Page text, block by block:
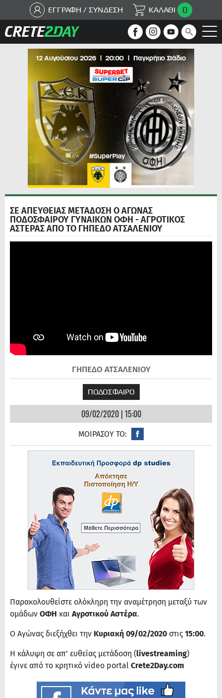
ΕΓΓΡΑΦΗ / ΣΥΝΔΕΣΗ ΚΑΛΑΘΙ 0
ΣΕ ΑΠΕΥΘΕΙΑΣ ΜΕΤΑΔΟΣΗ Ο ΑΓΩΝΑΣ
ΠΟΔΟΣΦΑΙΡΟΥ ΓΥΝΑΙΚΩΝ ΟΦΗ - ΑΓΡΟΤΙΚΟΣ
ΑΣΤΕΡΑΣ ΑΠΟ ΤΟ ΓΗΠΕΔΟ ΑΤΣΑΛΕΝΙΟΥ
ΓΗΠΕΔΟ ΑΤΣΑΛΕΝΙΟΥ
ΠΟΔΟΣΦΑΙΡΟ
09/02/2020 | 15:00
ΜΟΙΡΑΣΟΥ ΤΟ:
Παρακολουθείστε ολόκληρη την αναμέτρηση μεταξύ των
ομάδων ΟΦΗ και Αγροτικού Αστέρα.
Ο Αγώνας διεξήχθει την Κυριακή 09/02/2020 στις 15:00.
Η κάλυψη σε απ’ ευθείας μετάδοση (livestreaming)
έγινε από το κρητικό video portal Crete2Day.com